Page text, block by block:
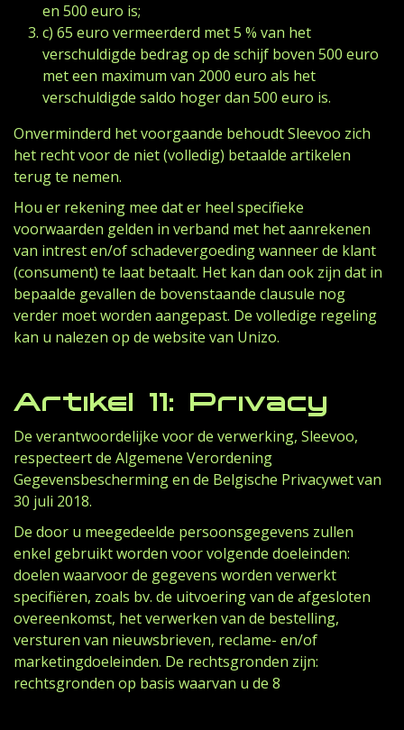
en 500 euro is;
c) 65 euro vermeerderd met 5 % van het
verschuldigde bedrag op de schijf boven 500 euro
met een maximum van 2000 euro als het
verschuldigde saldo hoger dan 500 euro is.
Onverminderd het voorgaande behoudt Sleevoo zich
het recht voor de niet (volledig) betaalde artikelen
terug te nemen.
Hou er rekening mee dat er heel specifieke
voorwaarden gelden in verband met het aanrekenen
van intrest en/of schadevergoeding wanneer de klant
(consument) te laat betaalt. Het kan dan ook zijn dat in
bepaalde gevallen de bovenstaande clausule nog
verder moet worden aangepast. De volledige regeling
kan u nalezen op de website van Unizo.
Artikel 11: Privacy
De verantwoordelijke voor de verwerking, Sleevoo,
respecteert de Algemene Verordening
Gegevensbescherming en de Belgische Privacywet van
30 juli 2018.
De door u meegedeelde persoonsgegevens zullen
enkel gebruikt worden voor volgende doeleinden:
doelen waarvoor de gegevens worden verwerkt
specifiëren, zoals bv. de uitvoering van de afgesloten
overeenkomst, het verwerken van de bestelling,
versturen van nieuwsbrieven, reclame- en/of
marketingdoeleinden. De rechtsgronden zijn:
rechtsgronden op basis waarvan u de 8